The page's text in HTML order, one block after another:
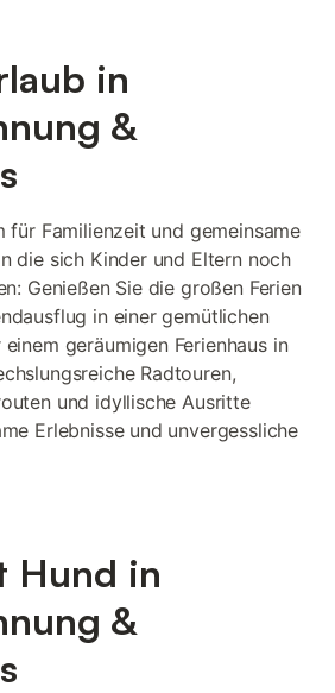
in
&
für Familienzeit und gemeinsame
die sich Kinder und Eltern noch
Genießen Sie die großen Ferien
in einer gemütlichen
geräumigen Ferienhaus in
Radtouren,
und idyllische Ausritte
Erlebnisse und unvergessliche
Hund in
&